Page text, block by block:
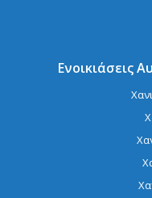
Ενοικιάσεις